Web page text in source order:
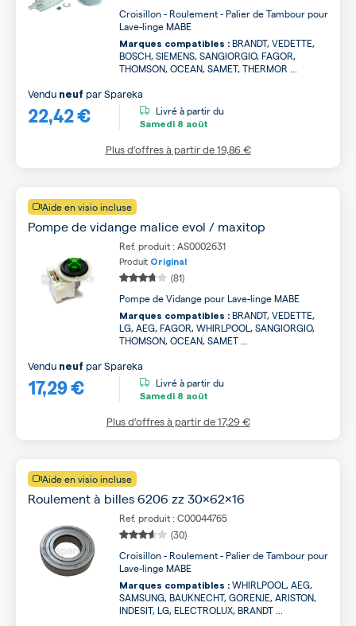
Croisillon - Roulement - Palier de Tambour pour
Lave-linge MABE
Marques compatibles : BRANDT, VEDETTE,
BOSCH, SIEMENS, SANGIORGIO, FAGOR,
THOMSON, OCEAN, SAMET, THERMOR ...
22,42 €
Vendu neuf parSpareka
Livré à partir du
Samedi 8 août
Plus d’offres à partir de19,86 €
Aide en visio incluse
Pompe de vidange malice evol / maxitop
Ref. produit : AS0002631
Produit Original
(81)
Pompe de Vidange pour Lave-linge MABE
Marques compatibles : BRANDT, VEDETTE,
LG, AEG, FAGOR, WHIRLPOOL, SANGIORGIO,
THOMSON, OCEAN, SAMET ...
17,29 €
Vendu neuf parSpareka
Livré à partir du
Samedi 8 août
Plus d’offres à partir de17,29 €
Aide en visio incluse
Roulement à billes 6206 zz 30x62x16
Ref. produit : C00044765
(30)
Croisillon - Roulement - Palier de Tambour pour
Lave-linge MABE
Marques compatibles : WHIRLPOOL, AEG,
SAMSUNG, BAUKNECHT, GORENJE, ARISTON,
INDESIT, LG, ELECTROLUX, BRANDT ...